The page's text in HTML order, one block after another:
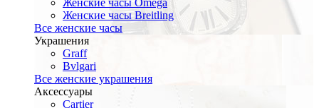
Женские часы Omega
Женские часы Breitling
Все женские часы
Украшения
Graff
Bvlgari
Все женские украшения
Аксессуары
Cartier